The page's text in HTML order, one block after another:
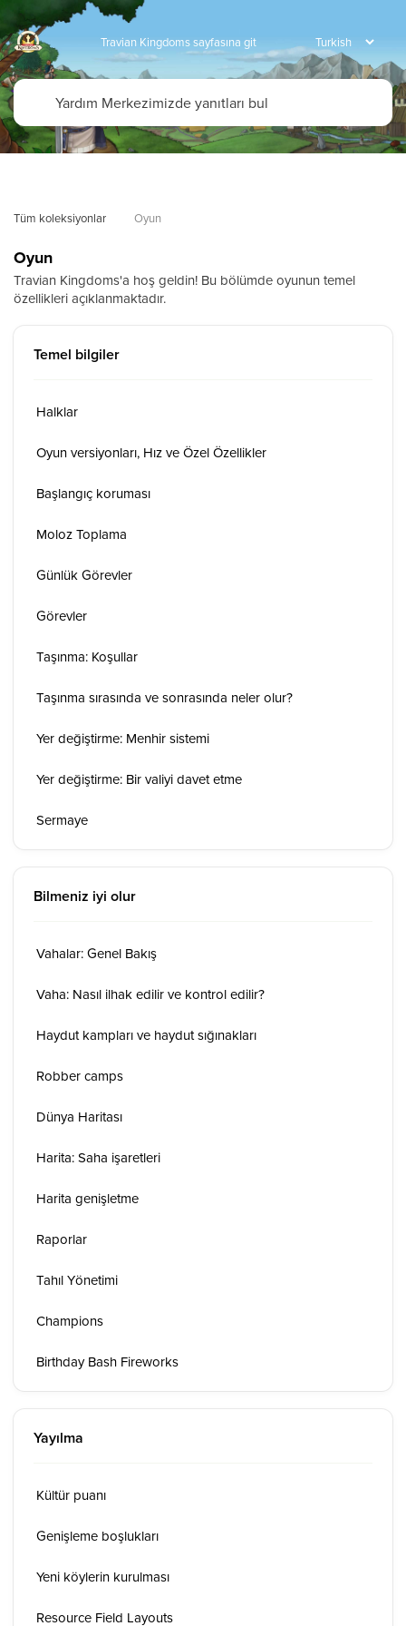
Travian Kingdoms sayfasına git
Tüm koleksiyonlar Oyun
Oyun
Travian Kingdoms'a hoş geldin! Bu bölümde oyunun temel
özellikleri açıklanmaktadır.
Temel bilgiler
Halklar
Oyun versiyonları, Hız ve Özel Özellikler
Başlangıç koruması
Moloz Toplama
Günlük Görevler
Görevler
Taşınma: Koşullar
Taşınma sırasında ve sonrasında neler olur?
Yer değiştirme: Menhir sistemi
Yer değiştirme: Bir valiyi davet etme
Sermaye
Bilmeniz iyi olur
Vahalar: Genel Bakış
Vaha: Nasıl ilhak edilir ve kontrol edilir?
Haydut kampları ve haydut sığınakları
Robber camps
Dünya Haritası
Harita: Saha işaretleri
Harita genişletme
Raporlar
Tahıl Yönetimi
Champions
Birthday Bash Fireworks
Yayılma
Kültür puanı
Genişleme boşlukları
Yeni köylerin kurulması
Resource Field Layouts